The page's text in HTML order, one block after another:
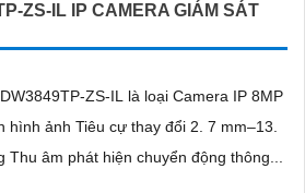
ZS-IL IP CAMERA GIÁM SÁT
ZS-IL là loại Camera IP 8MP
hình ảnh Tiêu cự thay đổi 2. 7 mm–13.
Thu âm phát hiện chuyển động thông...